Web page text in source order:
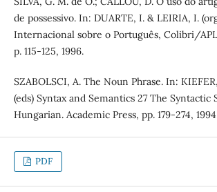
de possessivo. In: DUARTE, I. & LEIRIA, I.
Internacional sobre o Português, Colibri/
p. 115-125, 1996.
SZABOLSCI, A. The Noun Phrase. In:
(eds) Syntax and Semantics 27 The Syntactic
Hungarian. Academic Press, pp. 179-274,
PDF